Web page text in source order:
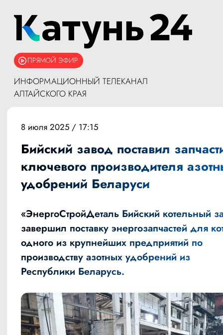
ПРЯМОЙ ЭФИР
ИНФОРМАЦИОННЫЙ ТЕЛЕКАНАЛ
АЛТАЙСКОГО КРАЯ
8 июля 2025 / 17:15
Бийский завод поставил
ключевого производителя
удобрений Беларуси
«ЭнергоСтройДеталь Бийский котельный
завершил поставку энергозапчастей для
одного из крупнейших предприятий по
производству азотных удобрений из
Республики Беларусь.